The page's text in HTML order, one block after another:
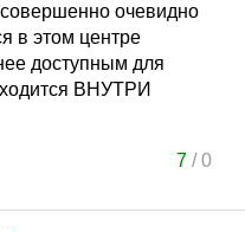
очевидно
в этом центре
доступным для
ВНУТРИ
7/0